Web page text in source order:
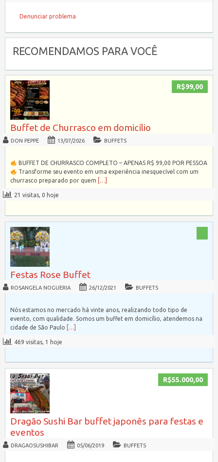
Denunciar problema
RECOMENDAMOS PARA VOCÊ
R$99,00
Buffet de Churrasco em domicílio
DON PEPPE 13/07/2026 BUFFETS
BUFFET DE CHURRASCO COMPLETO – APENAS R$ 99,00 POR PESSOA
Transforme seu evento em uma experiência inesquecível com um
churrasco preparado por quem
[…]
21 visitas, 0 hoje
Festas Rose Buffet
ROSANGELA NOGUERIA 26/12/2021 BUFFETS
Nós estamos no mercado há vinte anos, realizando todo tipo de
evento, com qualidade. Somos um buffet em domicílio, atendemos na
cidade de São Paulo […]
469 visitas, 1 hoje
R$55.000,00
Dragão Sushi Bar buffet japonês para festas e
eventos
DRAGAOSUSHIBAR 05/06/2019 BUFFETS